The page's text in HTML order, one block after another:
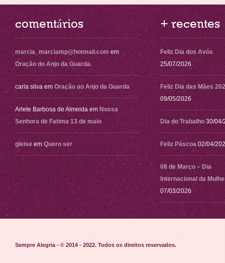
comentários
marcia_marciamp@hotmail.com em
Oração do Anjo da Guarda
carla silva em Oração ao Anjo da Guarda
Arlete Barbosa de Almeida em Nossa
Senhora de Fatima 13 de maio
gleise em Quero ser
+ recentes
Feliz Dia dos Avós
25/07/2026
Feliz Dia das Mães
09/05/2026
Dia do Trabalho 30/04/
Feliz Páscoa 02/04/
08 de Março – Dia
Internacional da
07/03/2026
Sempre Alegria - © 2014 - 2022. Todos os direitos reservados.